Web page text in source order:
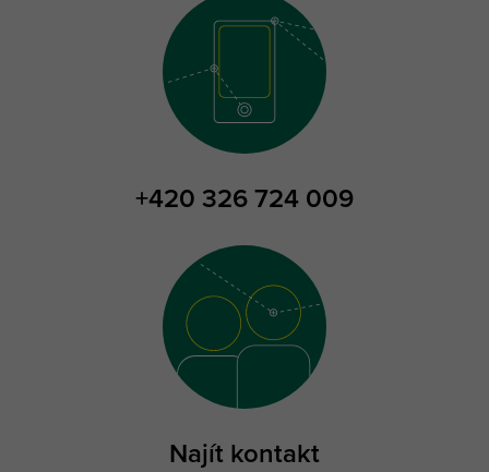
+420 326 724 009
Najít kontakt